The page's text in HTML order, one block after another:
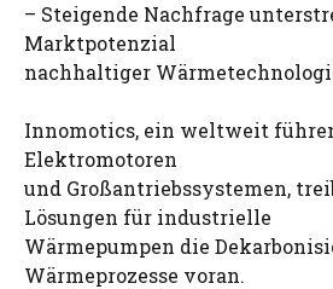
– Steigende Nachfrage
Marktpotenzial
nachhaltiger
Innomotics, ein weltweit
Elektromotoren
und Großantriebssystemen,
Lösungen für industrielle
Wärmepumpen die
Wärmeprozesse voran.